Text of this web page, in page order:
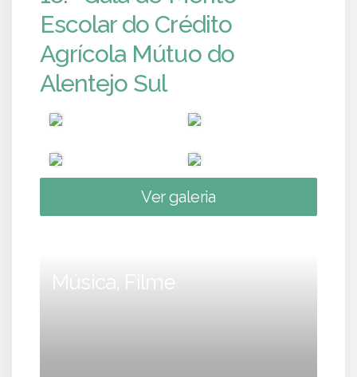
Escolar do Crédito
Agrícola Mútuo do
Alentejo Sul
Ver galeria
Música, Filme